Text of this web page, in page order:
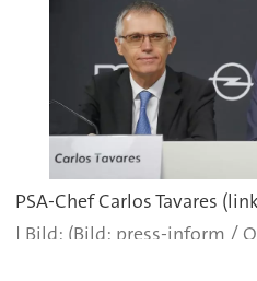
(Bild: press-inform /